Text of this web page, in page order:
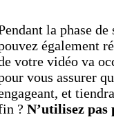
la phase
également
votre vidéo va
vous assurer
et
? N’utilisez pas